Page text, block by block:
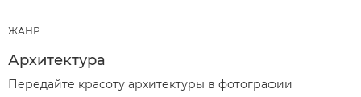
ЖАНР
Архитектура
Передайте красоту архитектуры в фотографии